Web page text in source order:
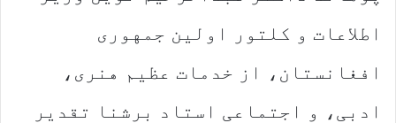
اطلاعات و کلتور اولین جمهوری
افغانستان، از خدمات عظیم هنری،
ادبی، و اجتماعی استاد برشنا تقدیر